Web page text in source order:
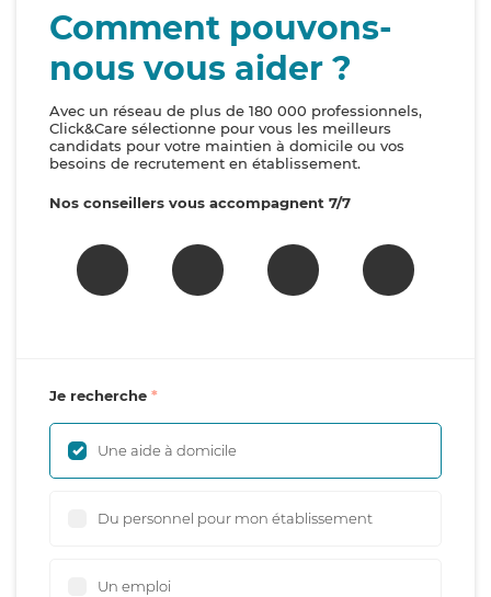
Comment pouvons-
nous vous aider ?
Avec un réseau de plus de 180 000 professionnels,
Click&Care sélectionne pour vous les meilleurs
candidats pour votre maintien à domicile ou vos
besoins de recrutement en établissement.
Nos conseillers vous accompagnent 7/7
Je recherche
Une aide à domicile
Du personnel pour mon établissement
Un emploi